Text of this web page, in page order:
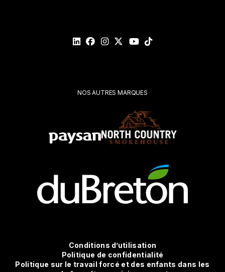
Soumettre
NOS AUTRES MARQUES
Conditions
Conditions d’utilisation
Politique de confidentialité
Politique sur le travail forcé et des enfants dans les